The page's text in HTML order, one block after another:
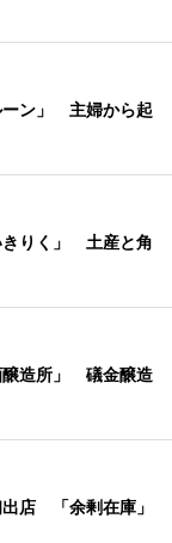
ーン」 主婦から起
きりく」 土産と角
醸造所」 礒金醸造
店 「余剰在庫」